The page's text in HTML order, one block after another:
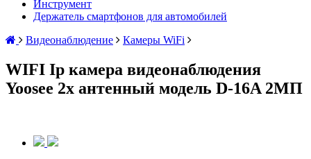
Инструмент
Держатель смартфонов для автомобилей
Видеонаблюдение
Камеры WiFi
WIFI Ip камера видеонаблюдения
Yoosee 2х антенный модель D-16A 2МП